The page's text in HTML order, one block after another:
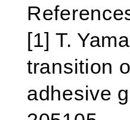
[1] T.
transition
adhesive